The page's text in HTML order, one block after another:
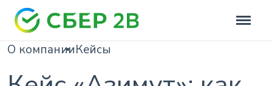
О компанииКейсы